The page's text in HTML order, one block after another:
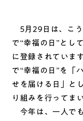
5月29日は、こう
で“幸福の日”とし
に登録されていま
で“幸福の日”を「
せを届ける日」と
り組みを行ってま
今年は、一人で